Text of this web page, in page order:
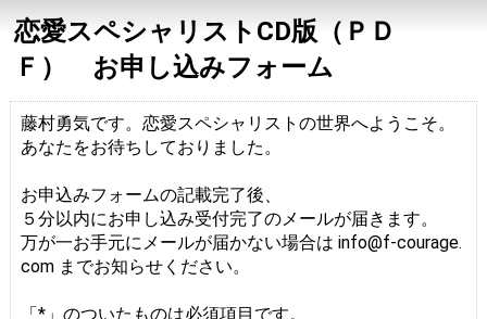
恋愛スペシャリストCD版（ＰＤ
Ｆ） お申し込みフォーム
藤村勇気です。恋愛スペシャリストの世界へようこそ。
あなたをお待ちしておりました。
お申込みフォームの記載完了後、
５分以内にお申し込み受付完了のメールが届きます。
万が一お手元にメールが届かない場合は info@f-courage.
com までお知らせください。
「*」のついたものは必須項目です。